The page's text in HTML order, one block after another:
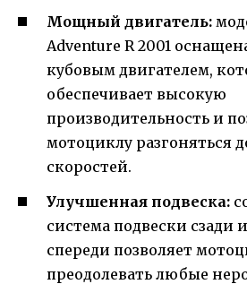
Мощный двигатель:
Adventure R 2001
кубовым двигателем,
обеспечивает высокую
производительность и
мотоциклу разгоняться
скоростей.
Улучшенная подвеска:
система подвески сзади
спереди позволяет
преодолевать любые